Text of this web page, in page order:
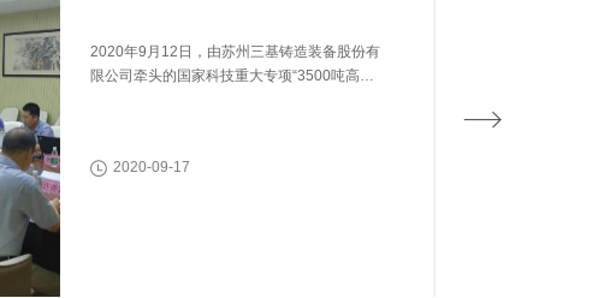
2020年9月12日，由苏州三基铸造装备股份有
限公司牵头的国家科技重大专项“3500吨高效
家、代表莅临该协调会，当天各方开展了卓有
2020-09-17